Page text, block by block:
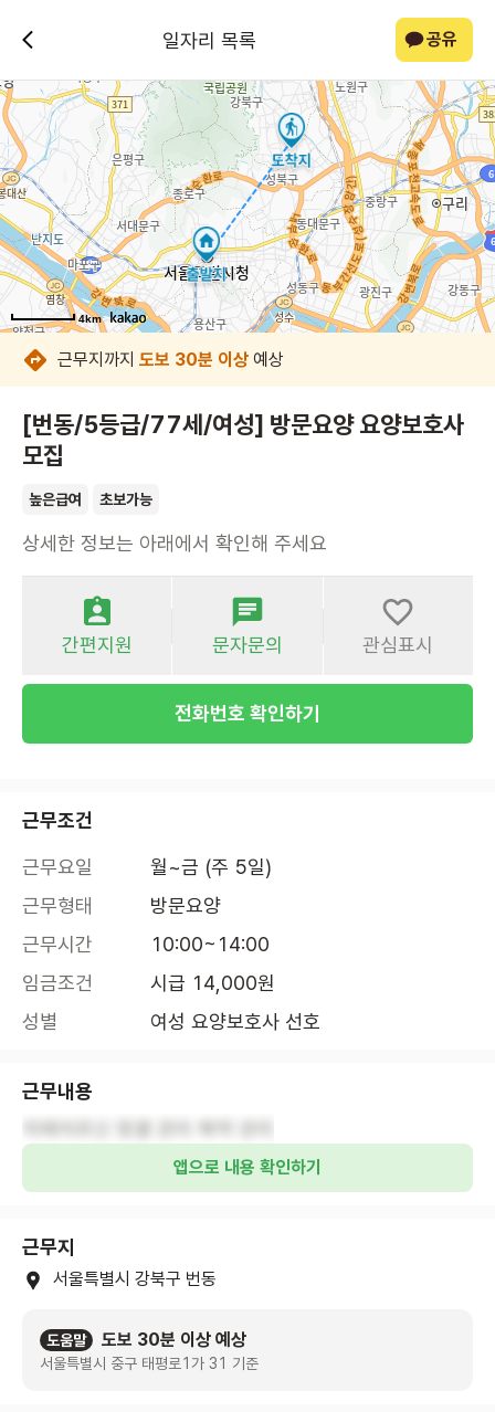
일자리 목록 공유
4km
4km
4km
4km
4km
4km
4km
4km
근무지까지 도보 30분 이상 예상
[번동/5등급/77세/여성] 방문요양 요양보호사
모집
높은급여 초보가능
상세한 정보는 아래에서 확인해 주세요
간편지원 문자문의 관심표시
전화번호 확인하기
근무조건
근무요일
월~금 (주 5일)
근무형태
방문요양
근무시간
10:00~14:00
임금조건
시급 14,000원
성별
여성 요양보호사 선호
근무내용
앱으로 내용 확인하기
근무지
서울특별시 강북구 번동
도움말 도보 30분 이상 예상
서울특별시 중구 태평로1가 31 기준